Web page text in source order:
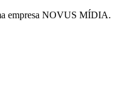
empresa NOVUS MÍDIA.